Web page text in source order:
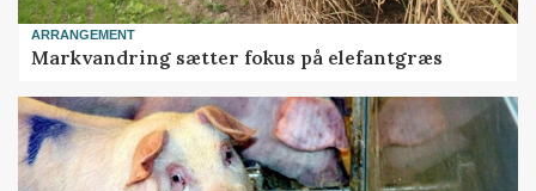
ARRANGEMENT
Markvandring sætter fokus på elefantgræs